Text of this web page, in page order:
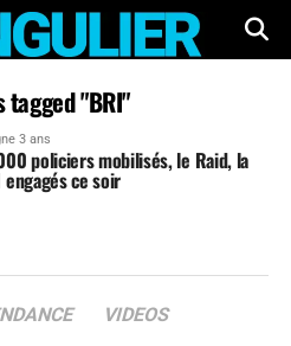
tagged "BRI"
3 ans
policiers mobilisés, le Raid, la
engagés ce soir
VIDEOS